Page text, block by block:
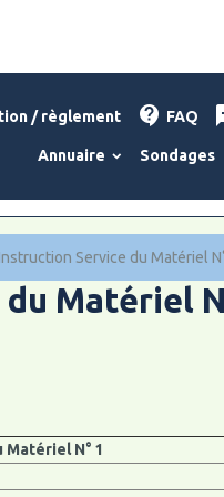
/ règlement FAQ
Annuaire Sondages
Service du Matériel
Matériel
N° 1